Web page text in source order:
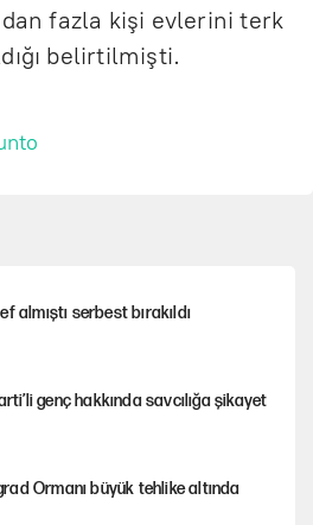
fazla kişi evlerini terk
belirtilmişti.
almıştı serbest bırakıldı
genç hakkında savcılığa şikayet
Ormanı büyük tehlike altında